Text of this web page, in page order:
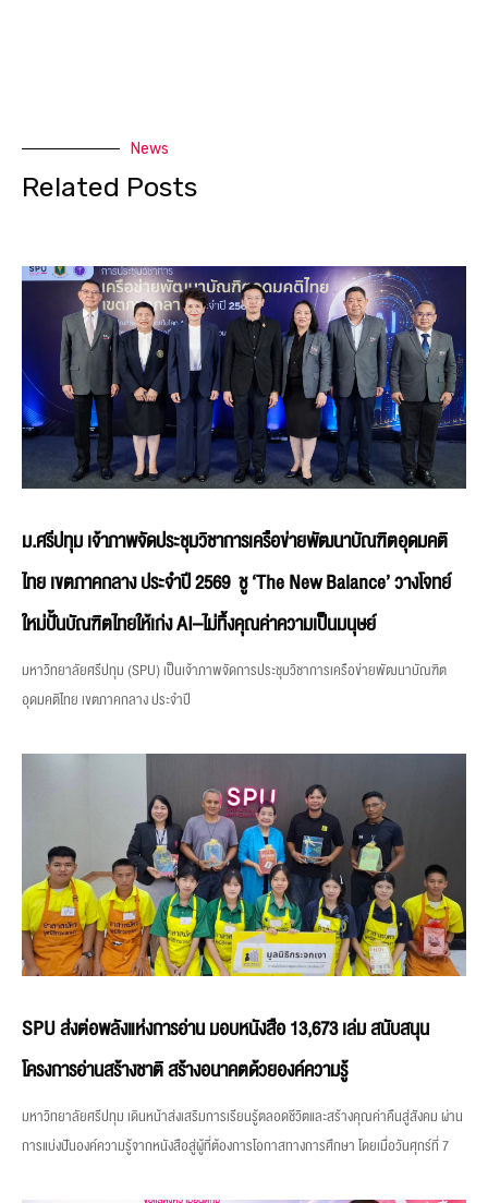
News
Related Posts
ม.ศรีปทุม เจ้าภาพจัดประชุมวิชาการเครือข่ายพัฒนาบัณฑิตอุดมคติ
ไทย เขตภาคกลาง ประจำปี 2569 ชู ‘The New Balance’ วางโจทย์
ใหม่ปั้นบัณฑิตไทยให้เก่ง AI–ไม่ทิ้งคุณค่าความเป็นมนุษย์
มหาวิทยาลัยศรีปทุม (SPU) เป็นเจ้าภาพจัดการประชุมวิชาการเครือข่ายพัฒนาบัณฑิต
อุดมคติไทย เขตภาคกลาง ประจำปี
SPU ส่งต่อพลังแห่งการอ่าน มอบหนังสือ 13,673 เล่ม สนับสนุน
โครงการอ่านสร้างชาติ สร้างอนาคตด้วยองค์ความรู้
มหาวิทยาลัยศรีปทุม เดินหน้าส่งเสริมการเรียนรู้ตลอดชีวิตและสร้างคุณค่าคืนสู่สังคม ผ่าน
การแบ่งปันองค์ความรู้จากหนังสือสู่ผู้ที่ต้องการโอกาสทางการศึกษา โดยเมื่อวันศุกร์ที่ 7